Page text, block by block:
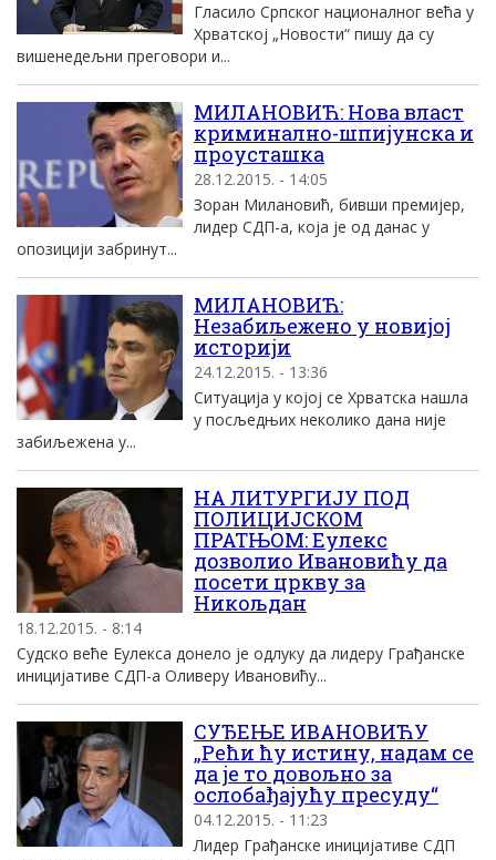
Гласило Српског националног већа у
Хрватскоj „Новости“ пишу да су
вишенедељни преговори и...
МИЛАНОВИЋ: Нова власт
криминално-шпијунска и
проусташка
28.12.2015. - 14:05
Зоран Милановић, бивши премијер,
лидер СДП-а, која је од данас у
опозицији забринут...
МИЛАНОВИЋ:
Незабиљежено у новијој
историји
24.12.2015. - 13:36
Ситуација у којој се Хрватска нашла
у посљедњих неколико дана није
забиљежена у...
НА ЛИТУРГИЈУ ПОД
ПОЛИЦИЈСКОМ
ПРАТЊОМ: Еулекс
дозволио Ивановићу да
посети цркву за
Никољдан
18.12.2015. - 8:14
Судско веће Еулекса донело је одлуку да лидеру Грађанске
иницијативе СДП-а Оливеру Ивановићу...
СУЂЕЊЕ ИВАНОВИЋУ
„Рећи ћу истину, надам се
да је то довољно за
ослобађајућу пресуду“
04.12.2015. - 11:23
Лидер Грађанске иницијативе СДП